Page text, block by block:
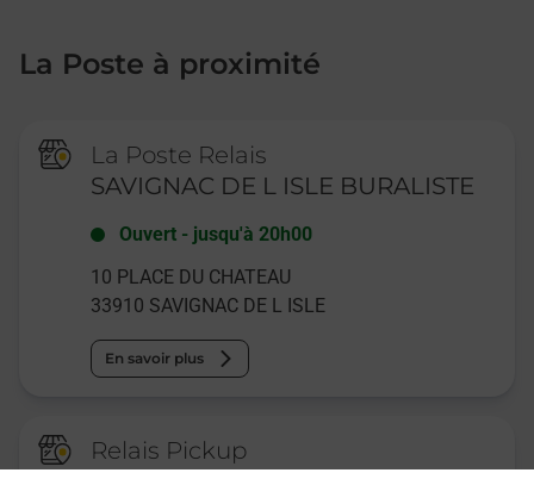
La Poste à proximité
La Poste Relais
SAVIGNAC DE L ISLE BURALISTE
Ouvert - jusqu'à 20h00
10 PLACE DU CHATEAU
33910 SAVIGNAC DE L ISLE
En savoir plus
Relais Pickup